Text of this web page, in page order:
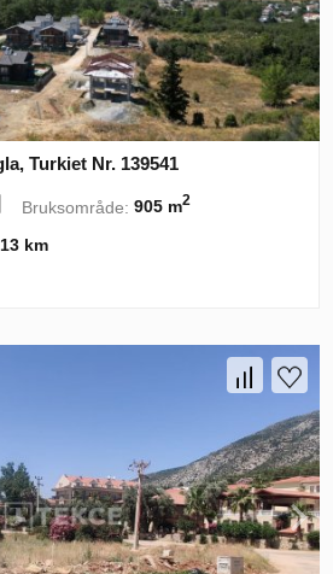
Turkiet Nr. 139541
Bruksområde:905 m2
13 km